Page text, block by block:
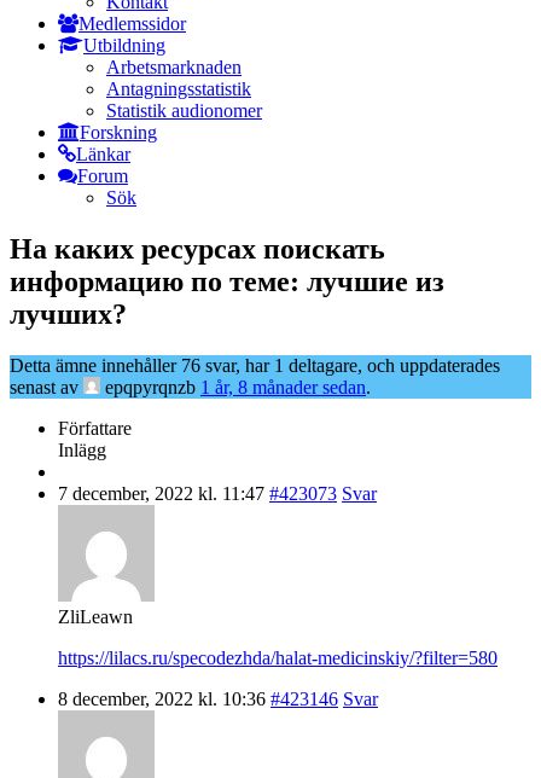
Medlemssidor
Utbildning
Arbetsmarknaden
Antagningsstatistik
Statistik audionomer
Forskning
Länkar
Forum
Sök
На каких ресурсах поискать
информацию по теме: лучшие из
лучших?
Detta ämne innehåller 76 svar, har 1 deltagare, och uppdaterades
senast av
epqpyrqnzb 1 år, 8 månader sedan.
Författare
Inlägg
7 december, 2022 kl. 11:47 #423073 Svar
ZliLeawn
https://lilacs.ru/specodezhda/halat-medicinskiy/?filter=580
8 december, 2022 kl. 10:36 #423146 Svar